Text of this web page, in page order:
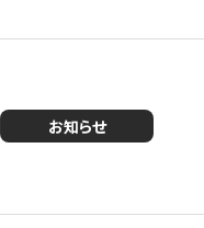
お知らせ